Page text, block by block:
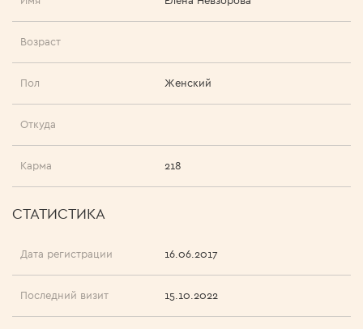
Возраст
Пол Женский
Откуда
Карма 218
СТАТИСТИКА
Дата регистрации 16.06.2017
Последний визит 15.10.2022